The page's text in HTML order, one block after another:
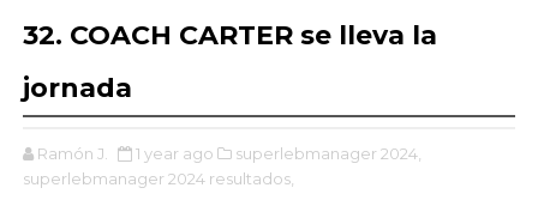
32. COACH CARTER se lleva la
jornada
Ramón J. 1 year ago
superlebmanager 2024,
superlebmanager 2024 resultados,